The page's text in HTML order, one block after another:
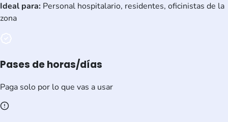
Ideal para: Personal hospitalario, residentes, oficinistas de la
zona
Pases de horas/días
Paga solo por lo que vas a usar